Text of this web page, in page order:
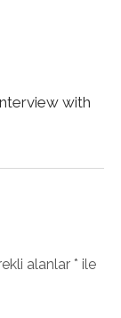
with
alanlar * ile